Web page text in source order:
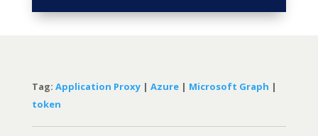
Tag: Application Proxy| Azure| Microsoft Graph |
token